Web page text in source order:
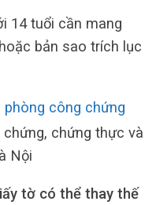
14 tuổi cần mang
bản sao trích lục
phòng công chứng
chứng thực và
Nội
tờ có thể thay thế